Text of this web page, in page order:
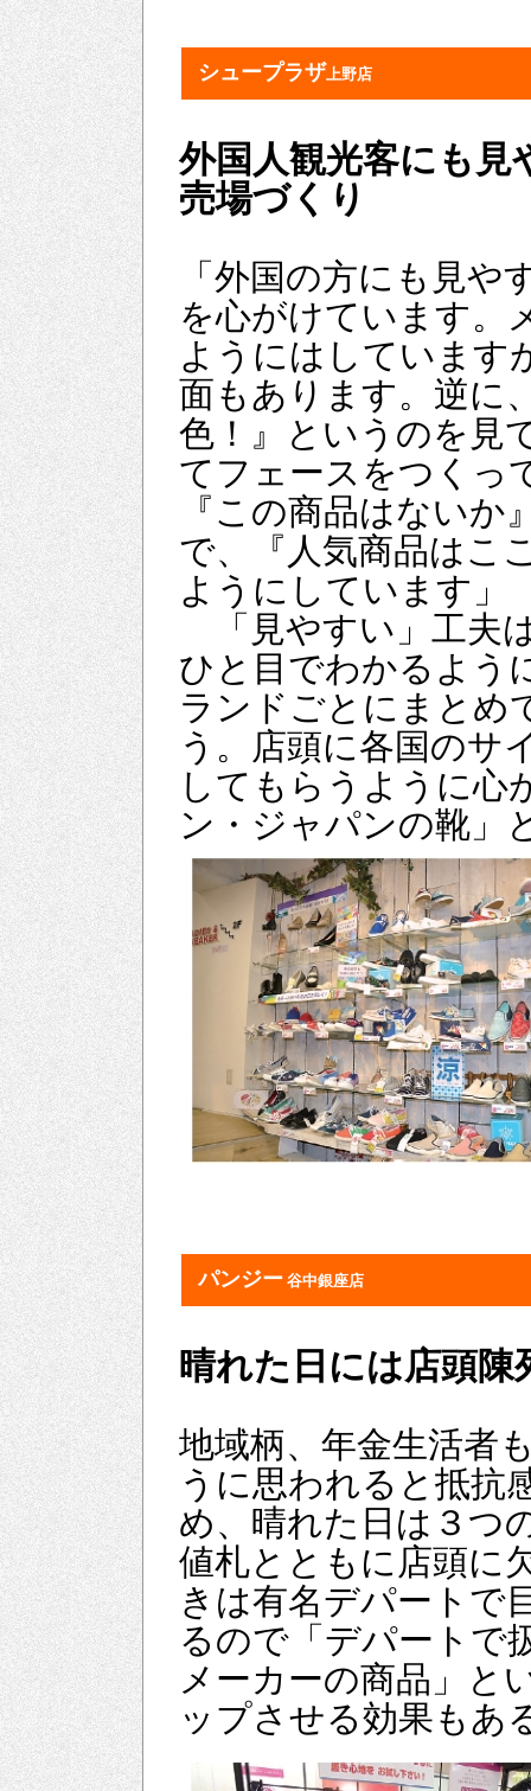
シュープラザ上野店
外国人観光客にも見
売場づくり
「外国の方にも見
を心がけています。
ようにはしています
面もあります。逆に
色！』というのを見
てフェースをつくっ
『この商品はない
で、『人気商品はこ
ようにしています」
「見やすい」工夫
ひと目でわかるよう
ランドごとにまとめ
う。店頭に各国のサ
してもらうように心
ン・ジャパンの靴」
パンジー 谷中銀座店
晴れた日には店頭陳
地域柄、年金生活者
うに思われると抵抗
め、晴れた日は３つ
値札とともに店頭に
きは有名デパートで
るので「デパートで
メーカーの商品」と
ップさせる効果もあ